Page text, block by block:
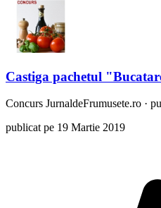
Castiga pachetul
Concurs JurnaldeFrumusete.ro ·
publicat pe 19 Martie 2019